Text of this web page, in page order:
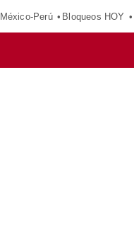
México-Perú Bloqueos HOY